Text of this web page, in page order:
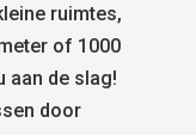
ruimtes,
of 1000
aan de slag!
door